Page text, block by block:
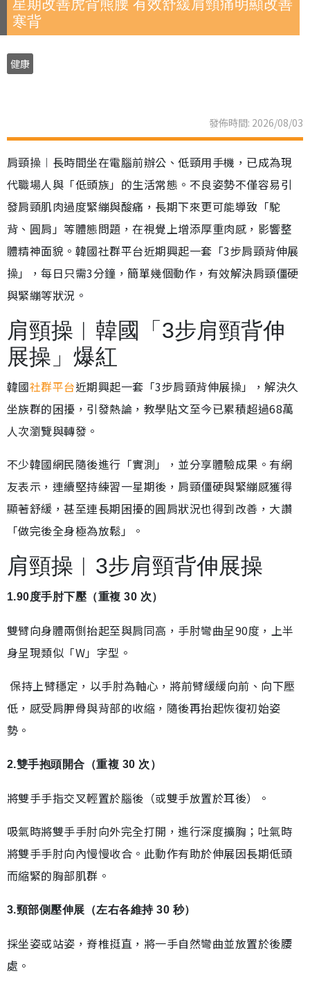
星期改善虎背熊腰 有效舒緩肩頸痛明顯改善
寒背
健康
發佈時間: 2026/08/03
肩頸操︱長時間坐在電腦前辦公、低頸用手機，已成為現
代職場人與「低頭族」的生活常態。不良姿勢不僅容易引
發肩頸肌肉過度緊繃與酸痛，長期下來更可能導致「駝
背、圓肩」等體態問題，在視覺上增添厚重肉感，影響整
體精神面貌。韓國社群平台近期興起一套「3步肩頸背伸展
操」，每日只需3分鐘，簡單幾個動作，有效解決肩頸僵硬
與緊繃等狀況。
肩頸操︱韓國「3步肩頸背伸
展操」爆紅
韓國社群平台近期興起一套「3步肩頸背伸展操」，解決久
坐族群的困擾，引發熱論，教學貼文至今已累積超過68萬
人次瀏覽與轉發。
不少韓國網民隨後進行「實測」，並分享體驗成果。有網
友表示，連續堅持練習一星期後，肩頸僵硬與緊繃感獲得
顯著舒緩，甚至連長期困擾的圓肩狀況也得到改善，大讚
「做完後全身極為放鬆」。
肩頸操︱3步肩頸背伸展操
1.90度手肘下壓（重複 30 次）
雙臂向身體兩側抬起至與肩同高，手肘彎曲呈90度，上半
身呈現類似「W」字型。
保持上臂穩定，以手肘為軸心，將前臂緩緩向前、向下壓
低，感受肩胛骨與背部的收縮，隨後再抬起恢復初始姿
勢。
2.雙手抱頭開合（重複 30 次）
將雙手手指交叉輕置於腦後（或雙手放置於耳後）。
吸氣時將雙手手肘向外完全打開，進行深度擴胸；吐氣時
將雙手手肘向內慢慢收合。此動作有助於伸展因長期低頭
而縮緊的胸部肌群。
3.頸部側壓伸展（左右各維持 30 秒）
採坐姿或站姿，脊椎挺直，將一手自然彎曲並放置於後腰
處。